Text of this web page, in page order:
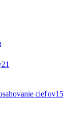
21
cieľov15